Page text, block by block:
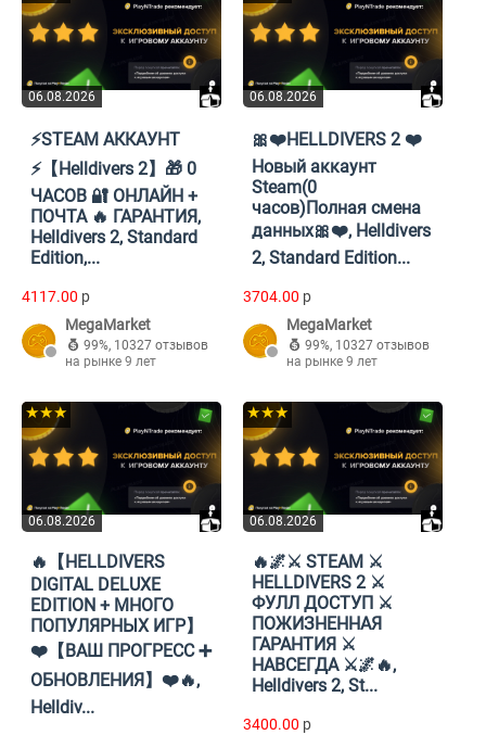
06.08.2026
⚡STEAM АККАУНТ
⚡【Helldivers 2】🎁 0
ЧАСОВ 🔐 ОНЛАЙН +
ПОЧТА 🔥 ГАРАНТИЯ,
Helldivers 2, Standard
Edition,...
4117.00 p
MegaMarket
99%, 10327 отзывов
на рынке 9 лет
06.08.2026
🎀❤️HELLDIVERS 2 ❤️
Новый аккаунт
Steam(0
часов)Полная смена
данных🎀❤️, Helldivers
2, Standard Edition...
3704.00 p
MegaMarket
99%, 10327 отзывов
на рынке 9 лет
06.08.2026
★★★
🔥【HELLDIVERS
DIGITAL DELUXE
EDITION + МНОГО
ПОПУЛЯРНЫХ ИГР】
❤️【ВАШ ПРОГРЕСС ➕
ОБНОВЛЕНИЯ】❤️🔥,
Helldiv...
06.08.2026
★★★
🔥🌌⚔️ STEAM ⚔️
HELLDIVERS 2 ⚔️
ФУЛЛ ДОСТУП ⚔️
ПОЖИЗНЕННАЯ
ГАРАНТИЯ ⚔️
НАВСЕГДА ⚔️🌌🔥,
Helldivers 2, St...
3400.00 p